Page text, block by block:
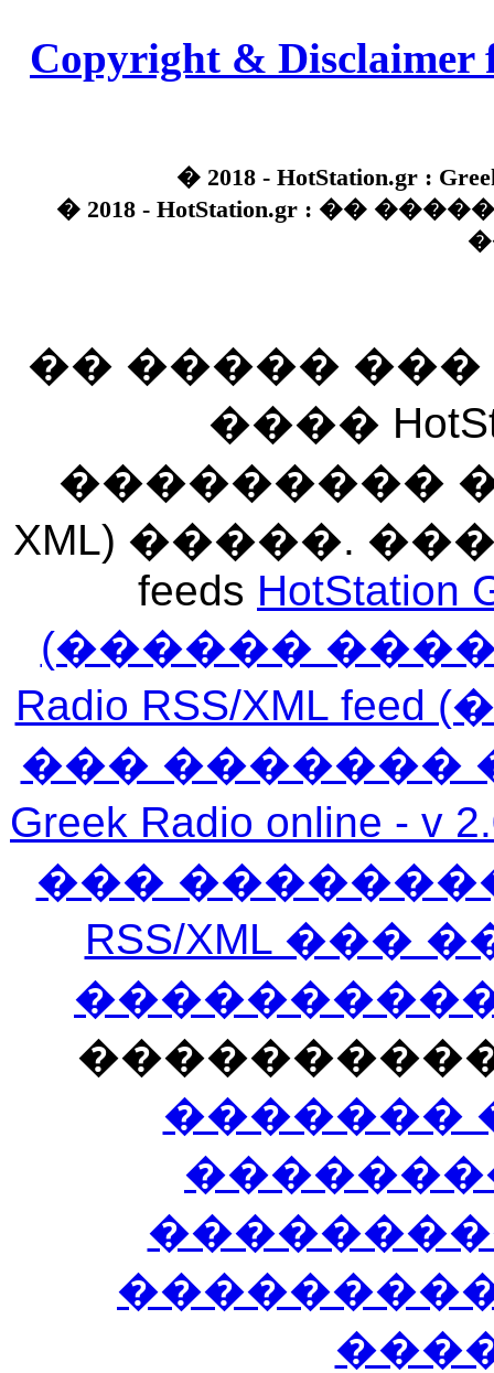
Copyright & Disclaimer
� 2018 - HotStation.gr :
� 2018 - HotStation.gr : ��
�� �����
����
��������� ���
XML) �����.
feeds HotStation
(������
Radio RSS/XML
��� �������
Greek Radio
���
RSS/XML
�������